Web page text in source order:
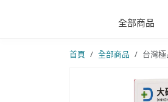
全部商品
首頁 全部商品 台灣